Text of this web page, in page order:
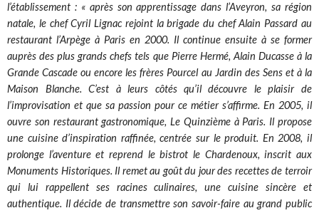
l’établissement : « après son apprentissage dans l’Aveyron, sa région
natale, le chef Cyril Lignac rejoint la brigade du chef Alain Passard au
restaurant l’Arpège à Paris en 2000. Il continue ensuite à se former
auprès des plus grands chefs tels que Pierre Hermé, Alain Ducasse à la
Grande Cascade ou encore les frères Pourcel au Jardin des Sens et à la
Maison Blanche. C’est à leurs côtés qu’il découvre le plaisir de
l’improvisation et que sa passion pour ce métier s’affirme. En 2005, il
ouvre son restaurant gastronomique, Le Quinzième à Paris. Il propose
une cuisine d’inspiration raffinée, centrée sur le produit. En 2008, il
prolonge l’aventure et reprend le bistrot le Chardenoux, inscrit aux
Monuments Historiques. Il remet au goût du jour des recettes de terroir
qui lui rappellent ses racines culinaires, une cuisine sincère et
authentique. Il décide de transmettre son savoir-faire au grand public